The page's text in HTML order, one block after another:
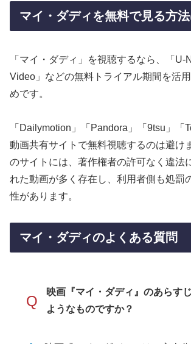
マイ・ダディを無料で見る方法
「マイ・ダディ」を視聴するなら、「U-
Video」などの無料トライアル期間を活
めです。
「Dailymotion」「Pandora」「9tsu」「
動画共有サイトで無料視聴するのは避け
のサイトには、著作権者の許可なく違法
れた動画が多く存在し、利用者側も処罰
性があります。
マイ・ダディのよくある質問
Q
映画『マイ・ダディ』のあらす
ようなものですか？